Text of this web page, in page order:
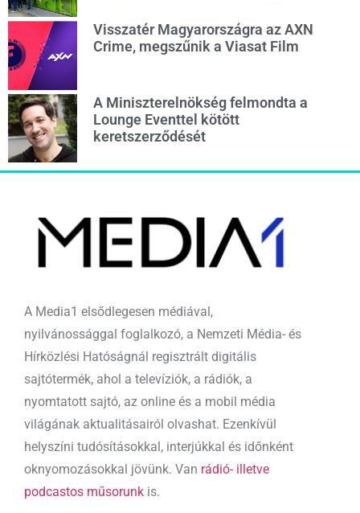
Visszatér Magyarországra az AXN
Crime, megszűnik a Viasat Film
A Miniszterelnökség felmondta a
Lounge Eventtel kötött
keretszerződését
A Media1 elsődlegesen médiával,
nyilvánossággal foglalkozó, a Nemzeti Média- és
Hírközlési Hatóságnál regisztrált digitális
sajtótermék, ahol a televíziók, a rádiók, a
nyomtatott sajtó, az online és a mobil média
világának aktualitásairól olvashat. Ezenkívül
helyszíni tudósításokkal, interjúkkal és időnként
oknyomozásokkal jövünk. Van rádió- illetve
podcastos műsorunk is.